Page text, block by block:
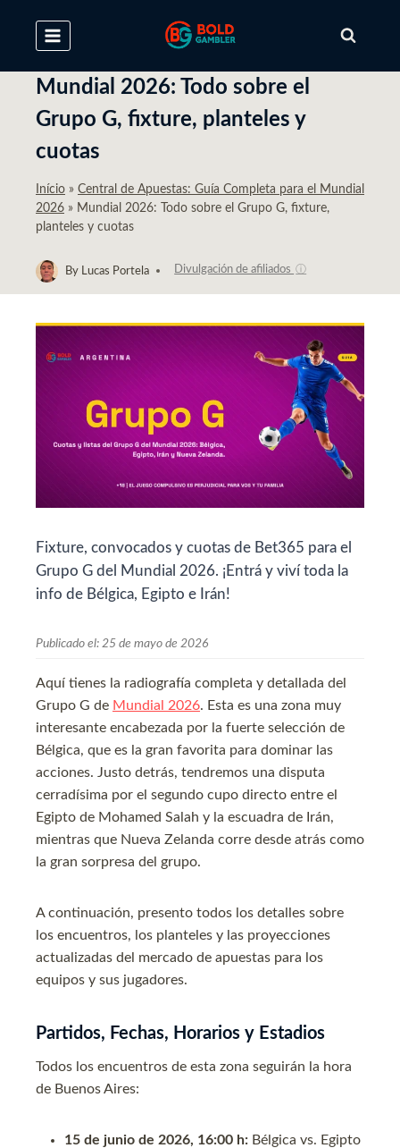
content
Mundial 2026: Todo sobre el
Grupo G, fixture, planteles y
cuotas
Início » Central de Apuestas: Guía Completa para el Mundial
2026 » Mundial 2026: Todo sobre el Grupo G, fixture,
planteles y cuotas
By Lucas Portela Divulgación de afiliados ⓘ
Fixture, convocados y cuotas de Bet365 para el
Grupo G del Mundial 2026. ¡Entrá y viví toda la
info de Bélgica, Egipto e Irán!
Publicado el: 25 de mayo de 2026
Aquí tienes la radiografía completa y detallada del
Grupo G de Mundial 2026. Esta es una zona muy
interesante encabezada por la fuerte selección de
Bélgica, que es la gran favorita para dominar las
acciones. Justo detrás, tendremos una disputa
cerradísima por el segundo cupo directo entre el
Egipto de Mohamed Salah y la escuadra de Irán,
mientras que Nueva Zelanda corre desde atrás como
la gran sorpresa del grupo.
A continuación, presento todos los detalles sobre
los encuentros, los planteles y las proyecciones
actualizadas del mercado de apuestas para los
equipos y sus jugadores.
Partidos, Fechas, Horarios y Estadios
Todos los encuentros de esta zona seguirán la hora
de Buenos Aires:
15 de junio de 2026, 16:00 h: Bélgica vs. Egipto